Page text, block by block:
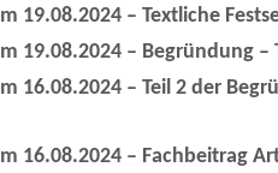
19.08.2024 – Textliche
19.08.2024 – Begründung –
16.08.2024 – Teil 2 der
16.08.2024 – Fachbeitrag